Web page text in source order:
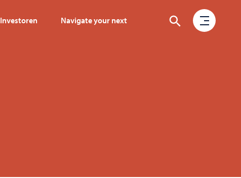
Investoren Navigate your next